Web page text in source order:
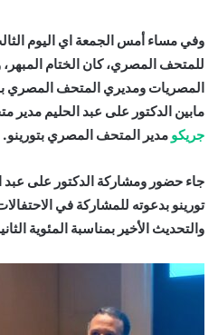
وفي مساء أمس الجمعة اي اليوم الثالث
للمتحف المصري، كان الختام المبهر،
المصريات ومديري المتحف المصري
مابين الدكتور على عبد الحليم مدير
جريكو مدير المتحف المصري بتورينو.
جاء حضور ومشاركة الدكتور على
تورينو بدعوته للمشاركة في
والتحديث الأخير بمناسبة المئوية